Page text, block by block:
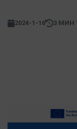
2024-1-16 3 МИН